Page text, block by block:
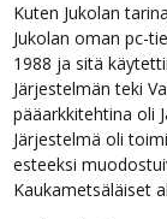
Kuten Jukolan
Jukolan oman pc-
1988 ja sitä
Järjestelmän teki
pääarkkitehtina oli
Järjestelmä oli
esteeksi
Kaukametsäläiset